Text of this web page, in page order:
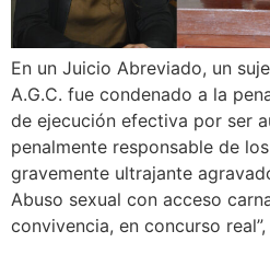
En un Juicio Abreviado, un
A.G.C. fue condenado a la
de ejecución efectiva por ser
penalmente responsable de
gravemente ultrajante
Abuso sexual con acceso
convivencia, en concurso